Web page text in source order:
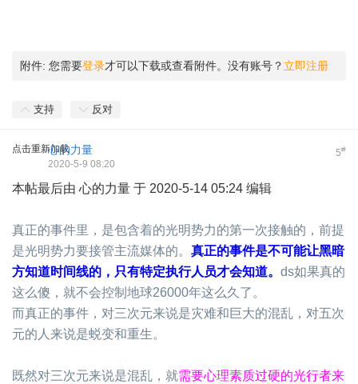
附件: 您需要登录才可以下载或查看附件。没有账号？ 立即注册
支持 反对
点击重新加载 5#
心的力量
2020-5-9 08:20
本帖最后由 心的力量 于 2020-5-14 05:24 编辑
真正的事件里，是包含着的光明势力的第一次接触的，前提
是光明势力要接管主流媒体的。 真正的事件是不可能让黑暗
方知道时间线的，只有特定执行人员才会知道。 ds如果真的
这么傻，就不会控制地球26000年这么久了。
而真正的事件，对三次元来说是灾难和巨大的混乱，对五次
元的人来说是蜕变和重生。
既然对三次元来说是混乱，就需要心理素质过硬的光行者来